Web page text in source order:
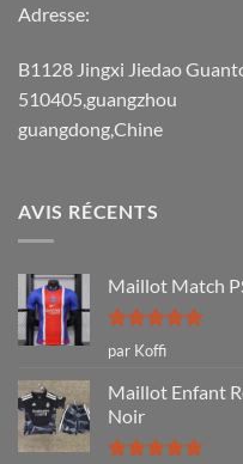
Adresse:
B1128 Jingxi Jiedao
510405,guangzhou
guangdong,Chine
AVIS RÉCENTS
Maillot Match
Note5sur
5
par Koffi
Maillot Enfant
Noir